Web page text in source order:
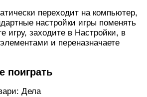
переходит на компьютер,
настройки игры поменять
игру, заходите в Настройки, в
и переназначаете
поиграть
Дела